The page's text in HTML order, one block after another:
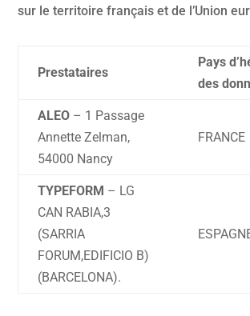
sur le territoire français et de l’Union
Prestataires
Pays
des
ALEO – 1 Passage
Annette Zelman,
54000 Nancy
FRANCE
TYPEFORM – LG
CAN RABIA,3
(SARRIA
FORUM,EDIFICIO B)
(BARCELONA).